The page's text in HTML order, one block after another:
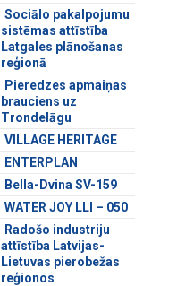
Sociālo pakalpojumu
sistēmas attīstība
Latgales plānošanas
reģionā
Pieredzes apmaiņas
brauciens uz
Trondelāgu
VILLAGE HERITAGE
ENTERPLAN
Bella-Dvina SV-159
WATER JOY LLI – 050
Radošo industriju
attīstība Latvijas-
Lietuvas pierobežas
reģionos